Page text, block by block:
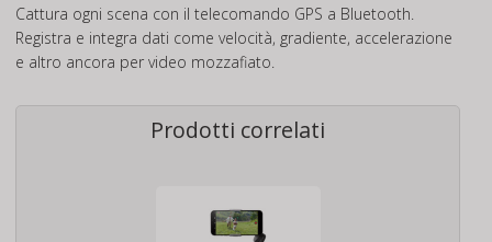
Cattura ogni scena con il telecomando GPS a Bluetooth.
Registra e integra dati come velocità, gradiente, accelerazione
e altro ancora per video mozzafiato.
Prodotti correlati